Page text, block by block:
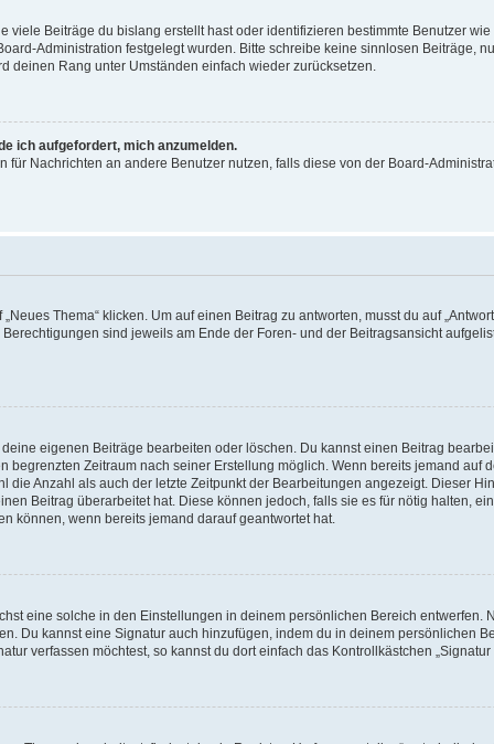
viele Beiträge du bislang erstellt hast oder identifizieren bestimmte Benutzer
Administration festgelegt wurden. Bitte schreibe keine sinnlosen Beiträge,
deinen Rang unter Umständen einfach wieder zurücksetzen.
ich aufgefordert, mich anzumelden.
Nachrichten an andere Benutzer nutzen, falls diese von der Board-
Thema“ klicken. Um auf einen Beitrag zu antworten, musst du auf
sind jeweils am Ende der Foren- und der Beitragsansicht
eigenen Beiträge bearbeiten oder löschen. Du kannst einen Beitrag
begrenzten Zeitraum nach seiner Erstellung möglich. Wenn bereits jemand auf
die Anzahl als auch der letzte Zeitpunkt der Bearbeitungen angezeigt. Dieser
Beitrag überarbeitet hat. Diese können jedoch, falls sie es für nötig halten,
können, wenn bereits jemand darauf geantwortet hat.
eine solche in den Einstellungen in deinem persönlichen Bereich entwerfen.
Du kannst eine Signatur auch hinzufügen, indem du in deinem persönlichen
verfassen möchtest, so kannst du dort einfach das Kontrollkästchen